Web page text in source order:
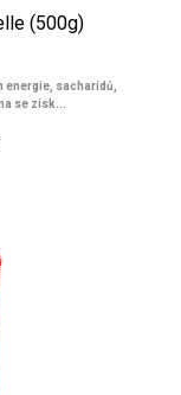
(500g)
energie, sacharidů,
se získ...